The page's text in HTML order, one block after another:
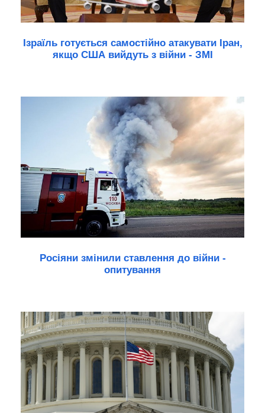
Ізраїль готується самостійно атакувати Іран,
якщо США вийдуть з війни - ЗМІ
Росіяни змінили ставлення до війни -
опитування